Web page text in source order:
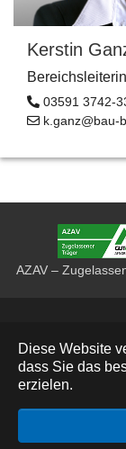
Diese Website
dass Sie das
erzielen.
Kerstin
03591 3742-
k.ganz@bau-
AZAV –
Impressum
Deutsch
© 2026 Bau Bildung